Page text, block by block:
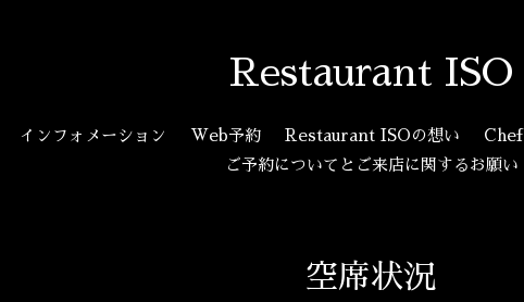
Restaurant ISO
インフォメーション Web予約 Restaurant ISOの想い Chef
ご予約についてとご来店に関するお願い
空席状況